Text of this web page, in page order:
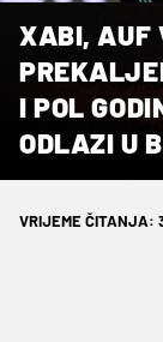
XABI, AUF
I POL
ODLAZI U
VRIJEME ČITANJA: